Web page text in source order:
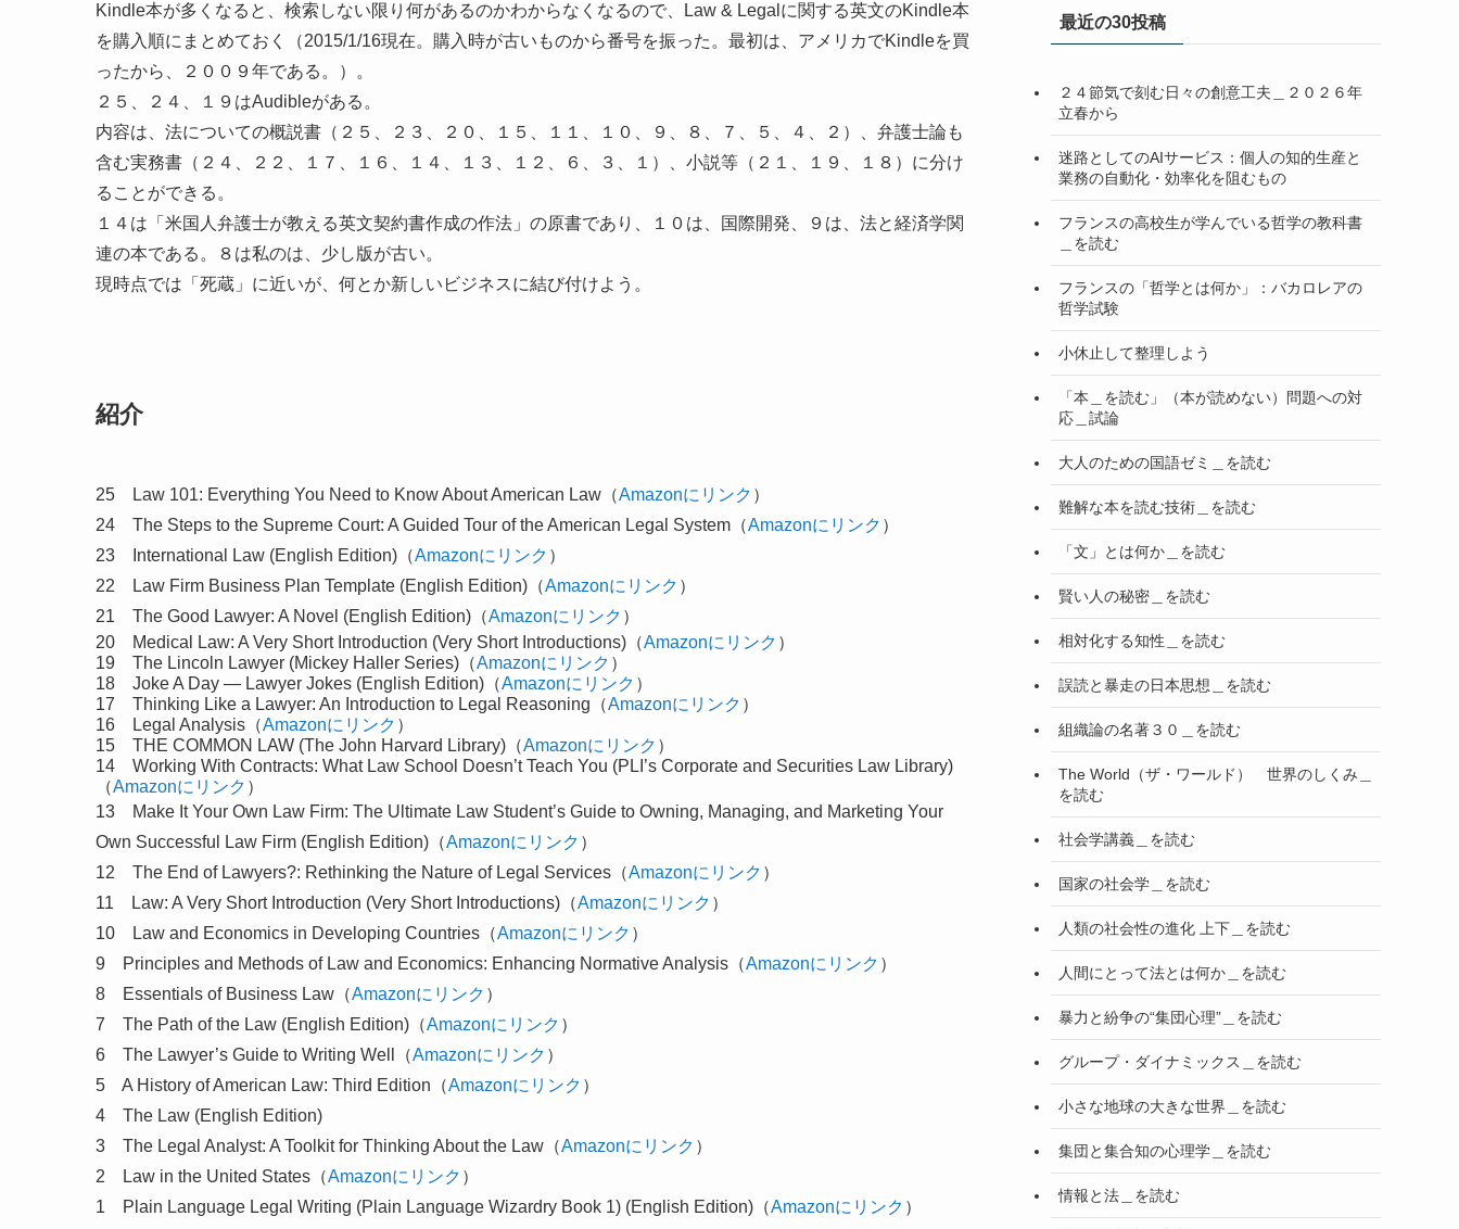
Kindle本が多くなると、検索しない限り何があるのかわからなくなるので、Law & Legalに関する英文のKindle本
を購入順にまとめておく（2015/1/16現在。購入時が古いものから番号を振った。最初は、アメリカでKindleを買
ったから、２００９年である。）。
２５、２４、１９はAudibleがある。
内容は、法についての概説書（２５、２３、２０、１５、１１、１０、９、８、７、５、４、２）、弁護士論も
含む実務書（２４、２２、１７、１６、１４、１３、１２、６、３、１）、小説等（２１、１９、１８）に分け
ることができる。
１４は「米国人弁護士が教える英文契約書作成の作法」の原書であり、１０は、国際開発、９は、法と経済学関
連の本である。８は私のは、少し版が古い。
現時点では「死蔵」に近いが、何とか新しいビジネスに結び付けよう。
紹介
25 Law 101: Everything You Need to Know About American Law（Amazonにリンク ）
24 The Steps to the Supreme Court: A Guided Tour of the American Legal System（Amazonにリンク ）
23 International Law (English Edition)（Amazonにリンク ）
22 Law Firm Business Plan Template (English Edition)（Amazonにリンク ）
21 The Good Lawyer: A Novel (English Edition)（Amazonにリンク ）
20
Medical Law: A Very Short Introduction (Very Short Introductions)（Amazonにリンク ）
19 The Lincoln Lawyer (Mickey Haller Series)（Amazonにリンク ）
18 Joke A Day — Lawyer Jokes (English Edition)（Amazonにリンク ）
17 Thinking Like a Lawyer: An Introduction to Legal Reasoning（Amazonにリンク ）
16
Legal Analysis（Amazonにリンク ）
15 THE COMMON LAW (The John Harvard Library)（Amazonにリンク ）
14 Working With Contracts: What Law School Doesn’t Teach You (PLI’s Corporate and Securities Law Library)
（Amazonにリンク ）
13
Make It Your Own Law Firm: The Ultimate Law Student’s Guide to Owning, Managing, and Marketing Your
Own Successful Law Firm (English Edition)（Amazonにリンク ）
12 The End of Lawyers?: Rethinking the Nature of Legal Services（Amazonにリンク ）
11
Law: A Very Short Introduction (Very Short Introductions)（Amazonにリンク ）
10
Law and Economics in Developing Countries（Amazonにリンク ）
9
Principles and Methods of Law and Economics: Enhancing Normative Analysis（Amazonにリンク ）
8
Essentials of Business Law（Amazonにリンク ）
7 The Path of the Law (English Edition)（Amazonにリンク ）
6 The Lawyer’s Guide to Writing Well（Amazonにリンク ）
5 A History of American Law: Third Edition（Amazonにリンク ）
4 The Law (English Edition)
3 The Legal Analyst: A Toolkit for Thinking About the Law（Amazonにリンク ）
2
Law in the United States（Amazonにリンク ）
1
Plain Language Legal Writing (Plain Language Wizardry Book 1) (English Edition)（Amazonにリンク ）
最近の30投稿
２４節気で刻む日々の創意工夫＿２０２６年
立春から
迷路としてのAIサービス：個人の知的生産と
業務の自動化・効率化を阻むもの
フランスの高校生が学んでいる哲学の教科書
＿を読む
フランスの「哲学とは何か」：バカロレアの
哲学試験
小休止して整理しよう
「本＿を読む」（本が読めない）問題への対
応＿試論
大人のための国語ゼミ＿を読む
難解な本を読む技術＿を読む
「文」とは何か＿を読む
賢い人の秘密＿を読む
相対化する知性＿を読む
誤読と暴走の日本思想＿を読む
組織論の名著３０＿を読む
The World（ザ・ワールド） 世界のしくみ＿
を読む
社会学講義＿を読む
国家の社会学＿を読む
人類の社会性の進化 上下＿を読む
人間にとって法とは何か＿を読む
暴力と紛争の“集団心理”＿を読む
グループ・ダイナミックス＿を読む
小さな地球の大きな世界＿を読む
集団と集合知の心理学＿を読む
情報と法＿を読む